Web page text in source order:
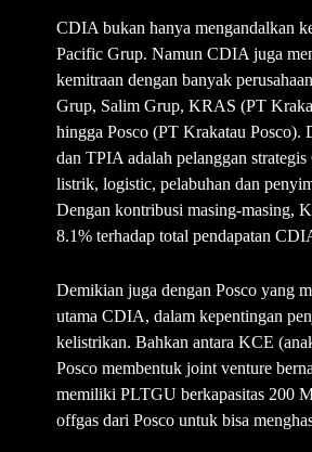
CDIA bukan hanya mengandalkan
Pacific Grup. Namun CDIA juga
kemitraan dengan banyak
Grup, Salim Grup, KRAS (PT
hingga Posco (PT Krakatau
dan TPIA adalah pelanggan
listrik, logistic, pelabuhan dan
Dengan kontribusi masing-masing,
8.1% terhadap total pendapatan
Demikian juga dengan Posco yang
utama CDIA, dalam kepentingan
kelistrikan. Bahkan antara KCE
Posco membentuk joint venture
memiliki PLTGU berkapasitas 200
offgas dari Posco untuk bisa